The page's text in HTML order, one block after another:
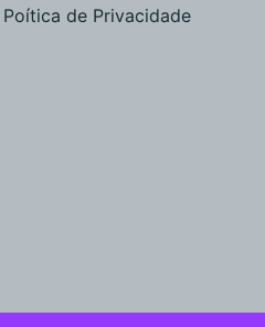
Poítica de Privacidade